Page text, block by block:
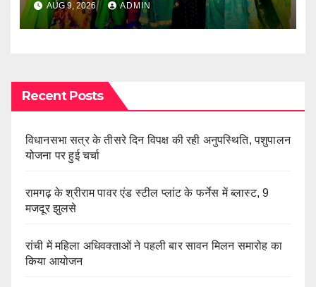
AUG 9, 2026 ADMIN
Recent Posts
विधानसभा सत्र के तीसरे दिन विपक्ष की रही अनुपस्थिति, पशुपालन
योजना पर हुई चर्चा
रामगढ़ के श्रीराम पावर एंड स्टील प्लांट के फर्नेस में ब्लास्ट, 9
मजदूर झुलसे
रांची में महिला अधिवक्ताओं ने पहली बार सावन मिलन समारोह का
किया आयोजन